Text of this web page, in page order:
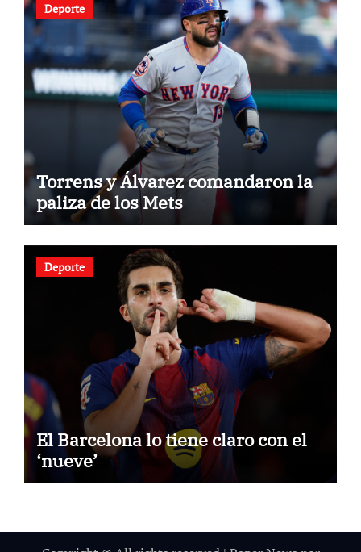
Deporte
Torrens y Álvarez comandaron la
paliza de los Mets
Deporte
El Barcelona lo tiene claro con el
‘nueve’